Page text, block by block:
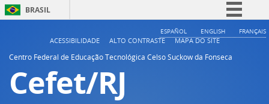
BRASIL
Simplifique!
ESPAÑOL ENGLISH FRANÇAIS
ACESSIBILIDADE ALTO CONTRASTE
MAPA DO SITE
Centro Federal de Educação Tecnológica Celso Suckow da Fonseca
Cefet/RJ